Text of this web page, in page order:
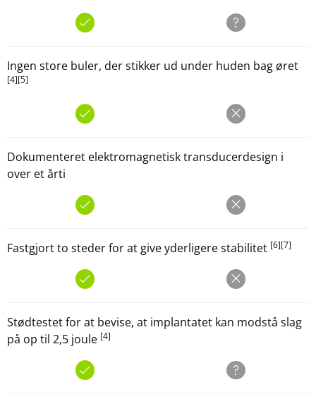
Ingen store buler, der stikker ud under huden bag øret
[4][5]
Dokumenteret elektromagnetisk transducerdesign i
over et årti
Fastgjort to steder for at give yderligere stabilitet [6][7]
Stødtestet for at bevise, at implantatet kan modstå slag
på op til 2,5 joule [4]